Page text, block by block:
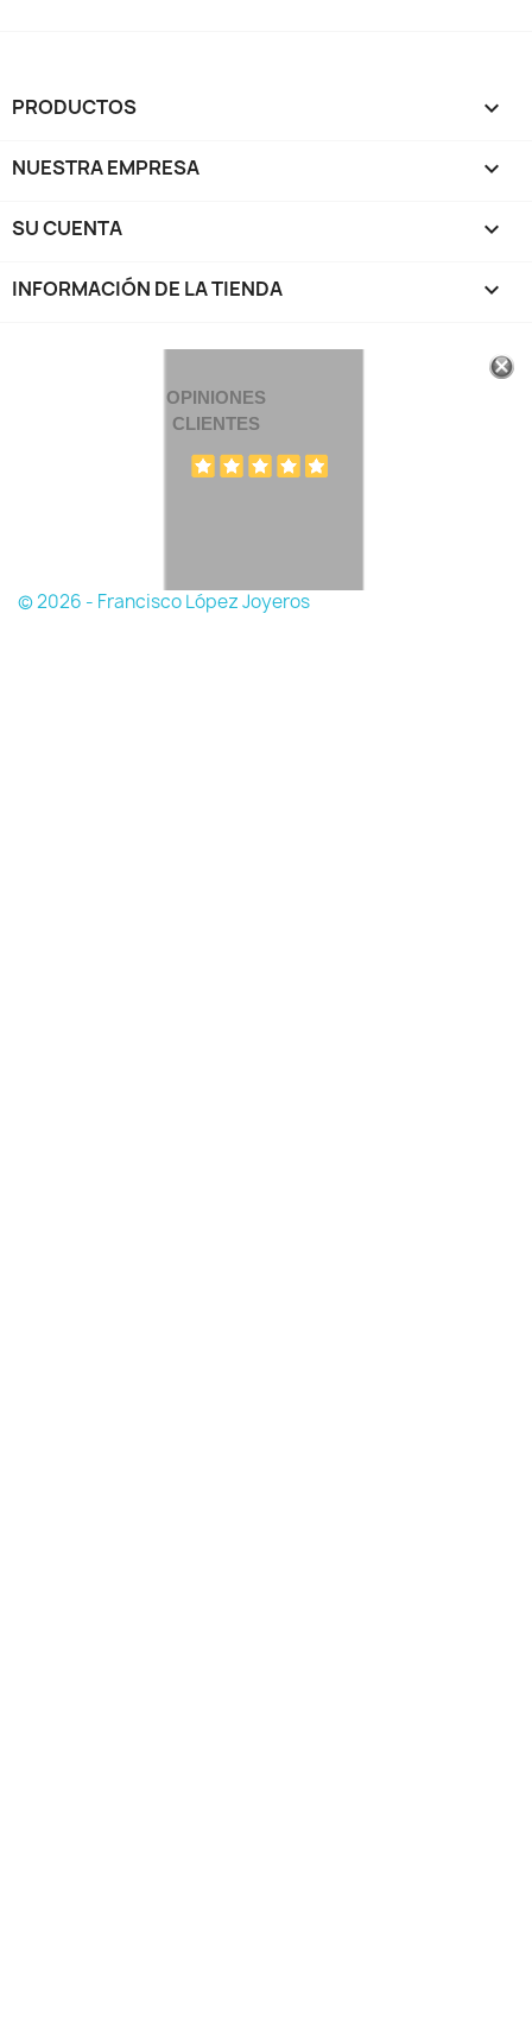
PRODUCTOS 
NUESTRA EMPRESA 
SU CUENTA 
INFORMACIÓN DE LA TIENDA keyboard_arrow_down
OPINIONES
CLIENTES
© 2026 - Francisco López Joyeros